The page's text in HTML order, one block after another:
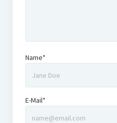
Name*
E-Mail*